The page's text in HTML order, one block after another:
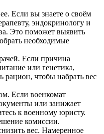
Если вы знаете о своём
эндокринологу и
Это поможет выявить
необходимые
Если причина
или генетика,
рацион, чтобы набрать вес
Если военкомат
или занижает
к военному юристу.
комиссии.
вес. Намеренное